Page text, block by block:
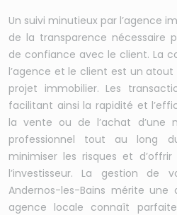
Un suivi minutieux par l’agence
de la transparence nécessaire
de confiance avec le client. La
l’agence et le client est un
projet immobilier. Les
facilitant ainsi la rapidité et
la vente ou de l’achat d’une
professionnel tout au long
minimiser les risques et
l’investisseur. La gestion de
Andernos-les-Bains mérite une
agence locale connaît